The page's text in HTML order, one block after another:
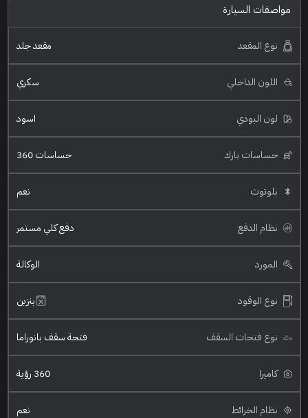
مواصفات السيارة
نوع المقعد مقعد جلد
اللون الداخلي سكري
لون البودي اسود
حساسات بارك حساسات 360
بلوتوث نعم
نظام الدفع دفع كلي مستمر
المورد الوكالة
نوع الوقود بنزين
نوع فتحات السقف فتحة سقف بانوراما
كاميرا 360 رؤية
نظام الخرائط نعم